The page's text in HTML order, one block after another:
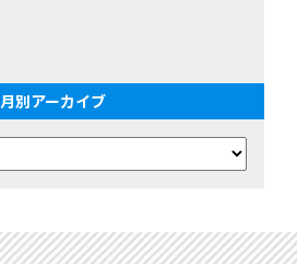
月別アーカイブ